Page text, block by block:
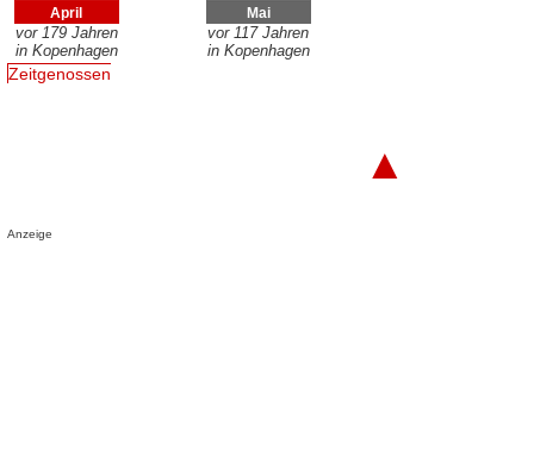
April
vor 179 Jahren
in Kopenhagen
Mai
vor 117 Jahren
in Kopenhagen
Zeitgenossen
▲
Anzeige